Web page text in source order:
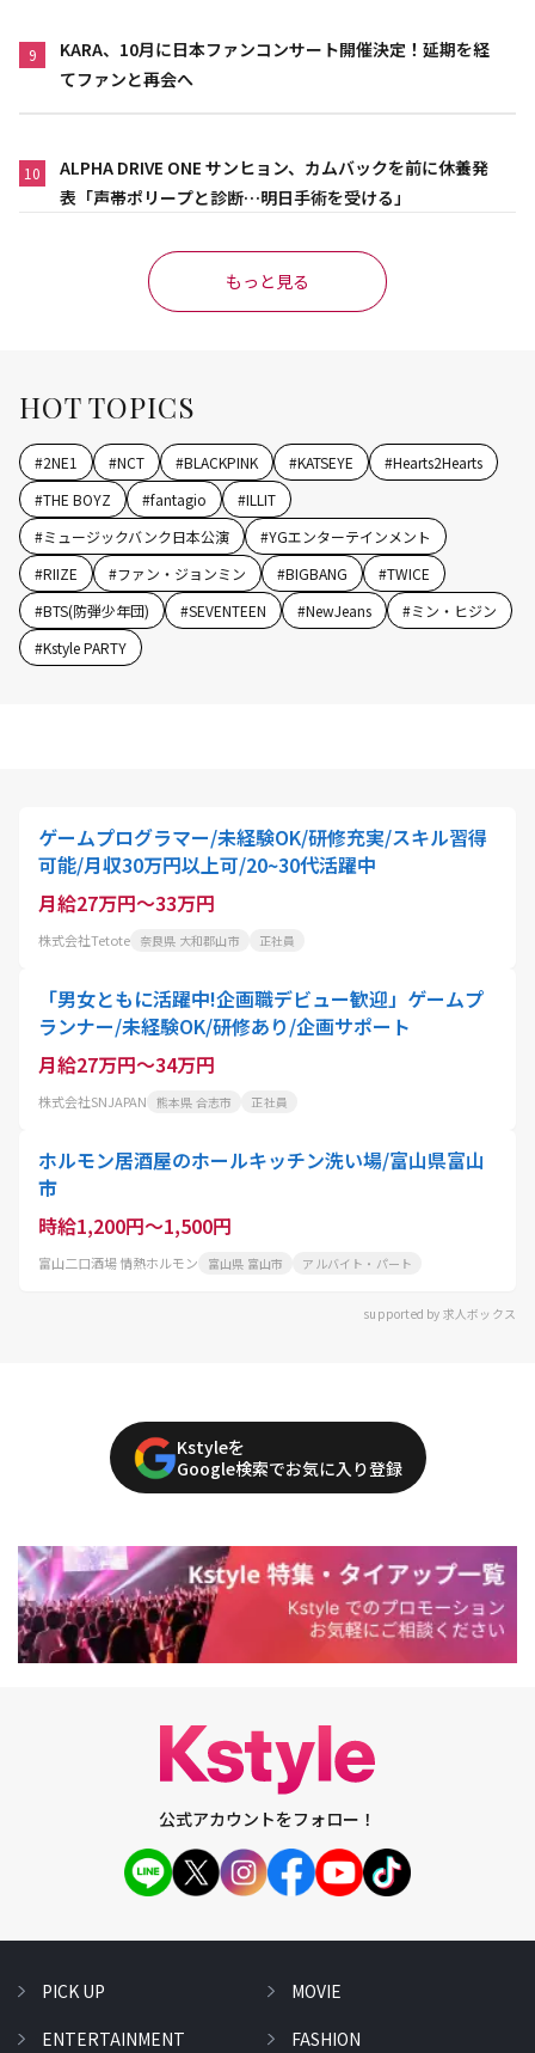
9
KARA、10月に日本ファンコンサート開催決定！延期を経
てファンと再会へ
10
ALPHA DRIVE ONE サンヒョン、カムバックを前に休養発
表「声帯ポリープと診断…明日手術を受ける」
もっと見る
HOT TOPICS
#2NE1 #NCT #BLACKPINK #KATSEYE #Hearts2Hearts
#THE BOYZ #fantagio #ILLIT
#ミュージックバンク日本公演 #YGエンターテインメント
#RIIZE #ファン・ジョンミン #BIGBANG #TWICE
#BTS(防弾少年団) #SEVENTEEN #NewJeans #ミン・ヒジン
#Kstyle PARTY
ゲームプログラマー/未経験OK/研修充実/スキル習得
可能/月収30万円以上可/20~30代活躍中
月給27万円～33万円
株式会社Tetote 奈良県 大和郡山市 正社員
「男女ともに活躍中!企画職デビュー歓迎」ゲームプ
ランナー/未経験OK/研修あり/企画サポート
月給27万円～34万円
株式会社SNJAPAN 熊本県 合志市 正社員
ホルモン居酒屋のホールキッチン洗い場/富山県富山
市
時給1,200円～1,500円
富山二口酒場 情熱ホルモン 富山県 富山市 アルバイト・パート
supported by 求人ボックス
Kstyleを
Google検索でお気に入り登録
公式アカウントをフォロー！
PICK UP
ENTERTAINMENT
MOVIE
FASHION